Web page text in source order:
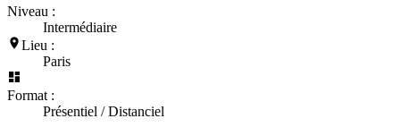
Niveau :
Intermédiaire
Lieu :
Paris
Format :
Présentiel / Distanciel